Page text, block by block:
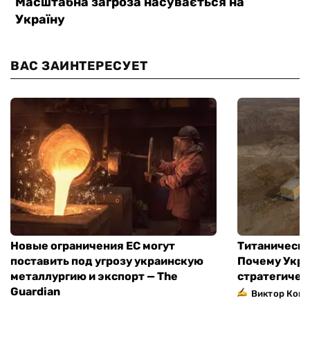
ВАС ЗАИНТЕРЕСУЕТ
Новые ограничения ЕС могут
поставить под угрозу украинскую
металлургию и экспорт — The
Guardian
Почему
Виктор